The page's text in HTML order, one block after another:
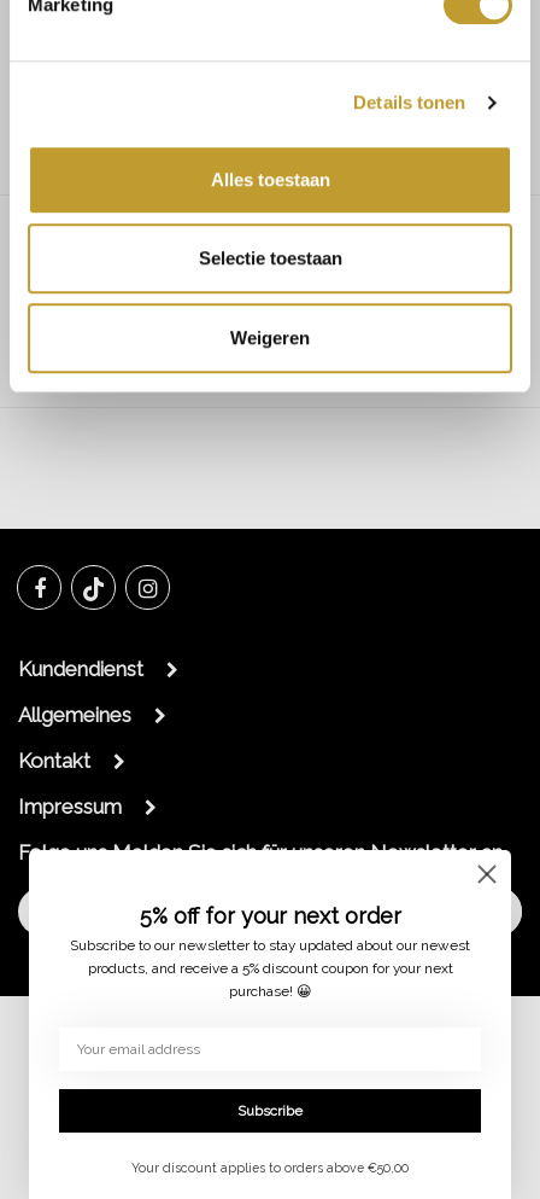
Details tonen
Alles toestaan
Selectie toestaan
Weigeren
Alora satin dress black
Kundendienst
Allgemeines
Kontakt
Impressum
Folge uns Melden Sie sich für unseren Newsletter an
Melde dich an
5% off for your next order
Subscribe to our newsletter to stay updated about our newest
products, and receive a 5% discount coupon for your next
purchase! 😀
Subscribe
Your discount applies to orders above €50,00